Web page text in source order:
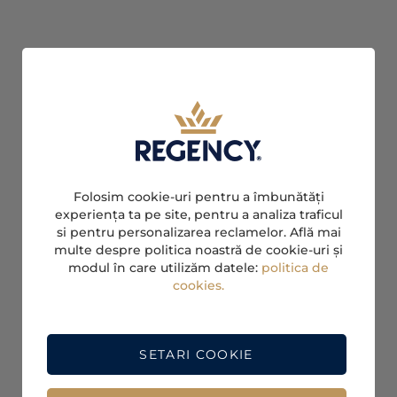
Folosim cookie-uri pentru a îmbunătăți
experiența ta pe site, pentru a analiza traficul
si pentru personalizarea reclamelor. Află mai
multe despre politica noastră de cookie-uri și
modul în care utilizăm datele: politica de
cookies.
SETARI COOKIE